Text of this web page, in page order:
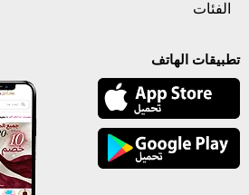
الفئات
تطبيقات الهاتف